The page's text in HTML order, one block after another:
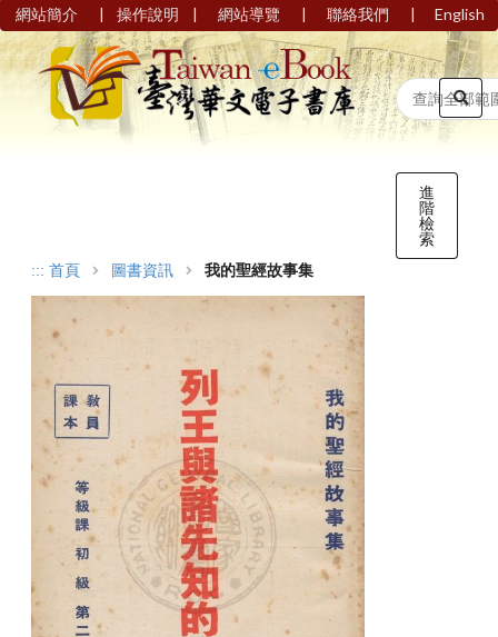
網站簡介 | 操作說明 | 網站導覽 | 聯絡我們 | English
進
階
檢
索
::: 首頁 圖書資訊 我的聖經故事集